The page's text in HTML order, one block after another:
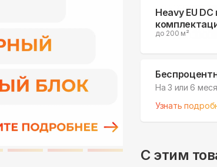
Heavy EU
до 200 м²
На 3 или 6
Узнать
С этим